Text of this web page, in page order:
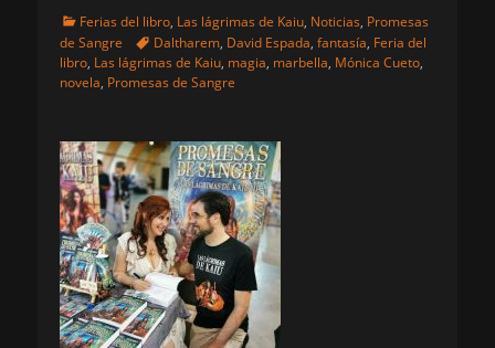
Categorias
Ferias del libro, Las lágrimas de Kaiu, Noticias, Promesas
de Sangre
Etiquetas
Daltharem, David Espada, fantasía, Feria del
libro, Las lágrimas de Kaiu, magia, marbella, Mónica Cueto,
novela, Promesas de Sangre